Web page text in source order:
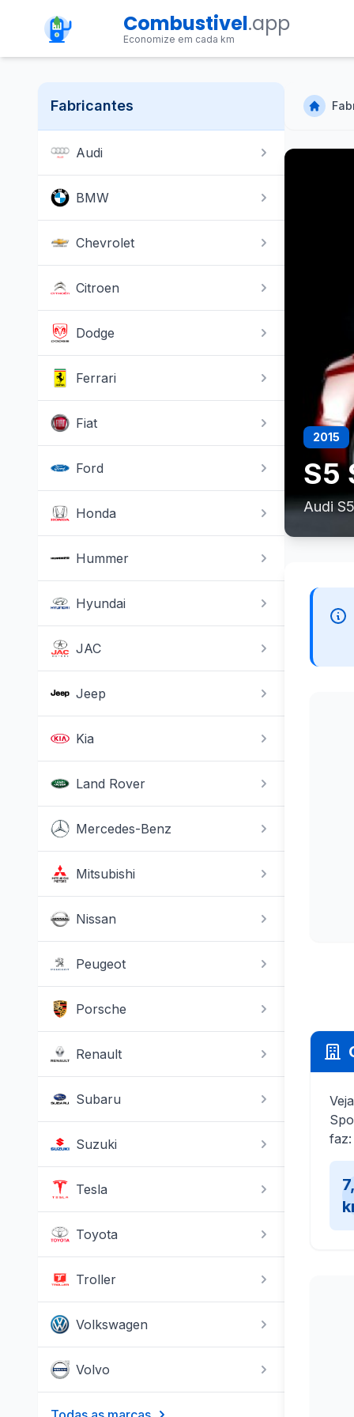
Combustivel.app
Economize em cada km
Fabricantes
Audi
BMW
Chevrolet
Citroen
Dodge
Ferrari
Fiat
Ford
Honda
Hummer
Hyundai
JAC
Jeep
Kia
Land Rover
Mercedes-Benz
Mitsubishi
Nissan
Peugeot
Porsche
Renault
Subaru
Suzuki
Tesla
Toyota
Troller
Volkswagen
Volvo
2015
S5
Audi
faz: